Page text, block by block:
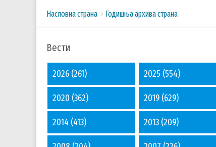
Breadcrumbs
You
Насловна страна Годишња архива страна
Вести
2026 (261) 2025 (554)
2020 (362) 2019 (629)
2014 (413) 2013 (209)